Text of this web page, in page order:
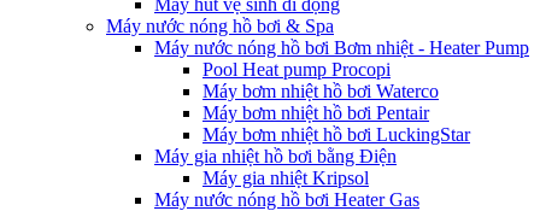
Máy hút vệ sinh di động
Máy nước nóng hồ bơi & Spa
Máy nước nóng hồ bơi Bơm nhiệt - Heater Pump
Pool Heat pump Procopi
Máy bơm nhiệt hồ bơi Waterco
Máy bơm nhiệt hồ bơi Pentair
Máy bơm nhiệt hồ bơi LuckingStar
Máy gia nhiệt hồ bơi bằng Điện
Máy gia nhiệt Kripsol
Máy nước nóng hồ bơi Heater Gas